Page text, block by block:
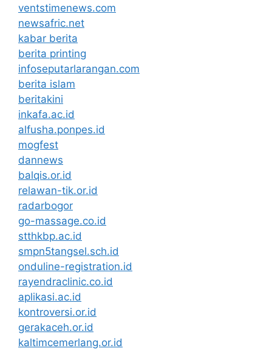
ventstimenews.com
newsafric.net
kabar berita
berita printing
infoseputarlarangan.com
berita islam
beritakini
inkafa.ac.id
alfusha.ponpes.id
mogfest
dannews
balqis.or.id
relawan-tik.or.id
radarbogor
go-massage.co.id
stthkbp.ac.id
smpn5tangsel.sch.id
onduline-registration.id
rayendraclinic.co.id
aplikasi.ac.id
kontroversi.or.id
gerakaceh.or.id
kaltimcemerlang.or.id